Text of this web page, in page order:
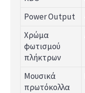
Power Output
Χρώμα
φωτισμού
πλήκτρων
Μουσικά
πρωτόκολλα